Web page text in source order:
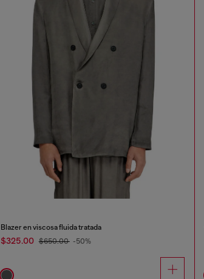
Blazer en viscosa fluida tratada
$325.00 $650.00 -50%